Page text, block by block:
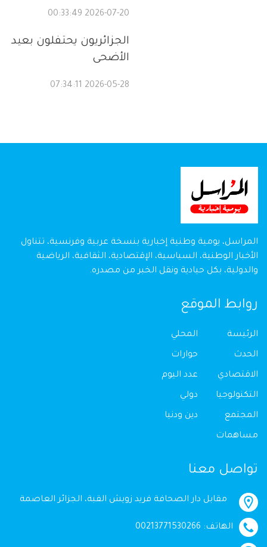
2026-07-20 00:33:49
الجزائريون يحتفلون بعيد
الأضحى
2026-05-28 07:34:11
المراسل، يومية وطنية إخبارية بنسخة عربية وفرنسية، تتناول
الأخبار الوطنية، السياسية، الإقتصادية، الثقافية، الرياضية
والدولية، بكل حيادية ونقل الخبر من مصدره.
روابط الموقع
الرئيسة
الحدث
الاقتصادي
التكنولوجيا
المجتمع
مساهمات
المحلي
حوارات
عدد اليوم
دولي
دين ودنيا
تواصل معنا
مقابل دار الصحافة فريد زويش القبة، الجزائر العاصمة
الهاتف: 00213771530266